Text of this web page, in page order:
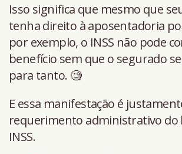
Isso significa que mesmo que
tenha direito à aposentadoria
por exemplo, o INSS não pode
benefício sem que o segurado
para tanto. 🧐
E essa manifestação é
requerimento administrativo do
INSS.